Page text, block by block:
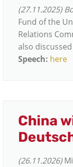
(27.11.2025)
Fund of the
Relations
also
Speech: here
China
(26.11.2026)